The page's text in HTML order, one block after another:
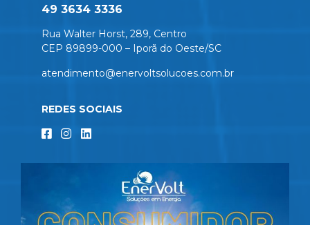
49 3634 3336
Rua Walter Horst, 289, Centro
CEP 89899-000 – Iporã do Oeste/SC
atendimento@enervoltsolucoes.com.br
REDES SOCIAIS